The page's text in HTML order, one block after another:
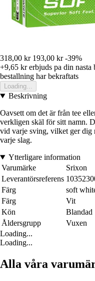
318,00 kr 193,00 kr -39%
+9,65 krerbjuds pa din nasta
bestallning har bekraftats
Loading...
Beskrivning
Oavsett om det är från tee
verkligen skäl för sitt namn.
vid varje sving, vilket ger dig
varje slag.
Ytterligare information
Varumärke
Srixon
Leverantörsreferens
Färg
soft
Färg
Vit
Kön
Blandad
Åldersgrupp
Vuxen
Loading...
Loading...
Alla våra